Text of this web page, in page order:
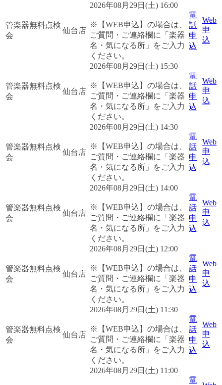
管楽器無料点検
会
仙台店
2026年08月29日(土) 16:00
※【WEB申込】の場合は、
ご質問・ご連絡欄に「楽器
名・気になる所」をご入力
ください。
電
話
申
込
Web
申
込
管楽器無料点検
会
仙台店
2026年08月29日(土) 15:30
※【WEB申込】の場合は、
ご質問・ご連絡欄に「楽器
名・気になる所」をご入力
ください。
電
話
申
込
Web
申
込
管楽器無料点検
会
仙台店
2026年08月29日(土) 14:30
※【WEB申込】の場合は、
ご質問・ご連絡欄に「楽器
名・気になる所」をご入力
ください。
電
話
申
込
Web
申
込
管楽器無料点検
会
仙台店
2026年08月29日(土) 14:00
※【WEB申込】の場合は、
ご質問・ご連絡欄に「楽器
名・気になる所」をご入力
ください。
電
話
申
込
Web
申
込
管楽器無料点検
会
仙台店
2026年08月29日(土) 12:00
※【WEB申込】の場合は、
ご質問・ご連絡欄に「楽器
名・気になる所」をご入力
ください。
電
話
申
込
Web
申
込
管楽器無料点検
会
仙台店
2026年08月29日(土) 11:30
※【WEB申込】の場合は、
ご質問・ご連絡欄に「楽器
名・気になる所」をご入力
ください。
電
話
申
込
Web
申
込
2026年08月29日(土) 11:00
電